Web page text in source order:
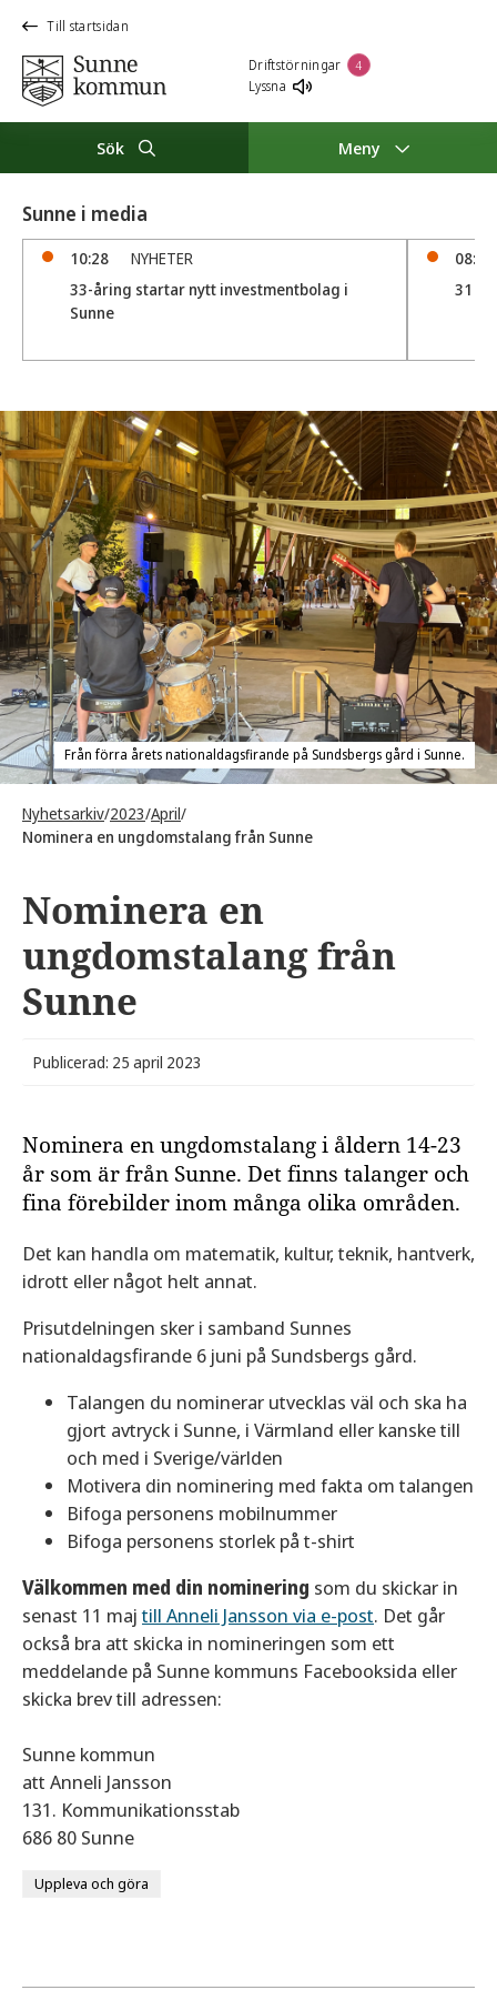
Till startsidan
Driftstörningar 4
Lyssna
Sök Meny
Sunne i media
10:28
NYHETER
33-åring startar nytt investmentbolag i
Sunne
08:20
31
Från förra årets nationaldagsfirande på Sundsbergs gård i Sunne.
Nyhetsarkiv/2023/April/
Nominera en ungdomstalang från Sunne
Nominera en
ungdomstalang från
Sunne
Publicerad: 25 april 2023
Nominera en ungdomstalang i åldern 14-23
år som är från Sunne. Det finns talanger och
fina förebilder inom många olika områden.
Det kan handla om matematik, kultur, teknik, hantverk,
idrott eller något helt annat.
Prisutdelningen sker i samband Sunnes
nationaldagsfirande 6 juni på Sundsbergs gård.
Talangen du nominerar utvecklas väl och ska ha
gjort avtryck i Sunne, i Värmland eller kanske till
och med i Sverige/världen
Motivera din nominering med fakta om talangen
Bifoga personens mobilnummer
Bifoga personens storlek på t-shirt
Välkommen med din nominering som du skickar in
senast 11 majtill Anneli Jansson via e-post. Det går
också bra att skicka in nomineringen som ett
meddelande på Sunne kommuns Facebooksida eller
skicka brev till adressen:
Sunne kommun
att Anneli Jansson
131. Kommunikationsstab
686 80 Sunne
Uppleva och göra